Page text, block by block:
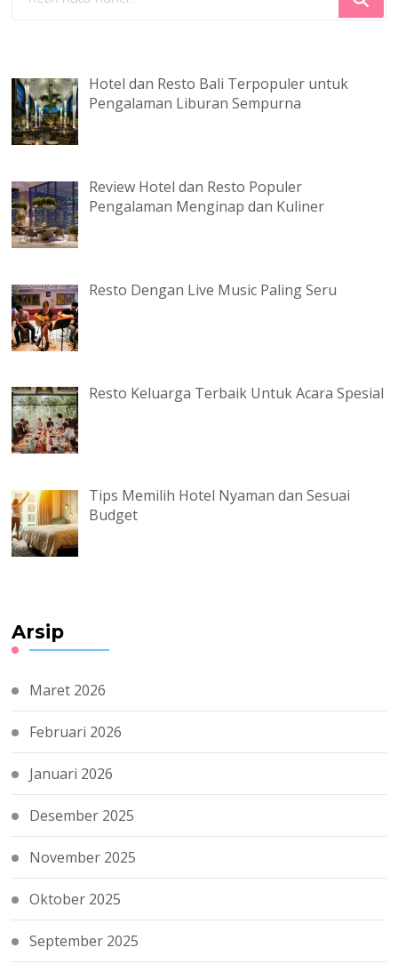
Hotel dan Resto Bali Terpopuler untuk
Pengalaman Liburan Sempurna
Review Hotel dan Resto Populer
Pengalaman Menginap dan Kuliner
Resto Dengan Live Music Paling Seru
Resto Keluarga Terbaik Untuk Acara Spesial
Tips Memilih Hotel Nyaman dan Sesuai
Budget
Arsip
Maret 2026
Februari 2026
Januari 2026
Desember 2025
November 2025
Oktober 2025
September 2025